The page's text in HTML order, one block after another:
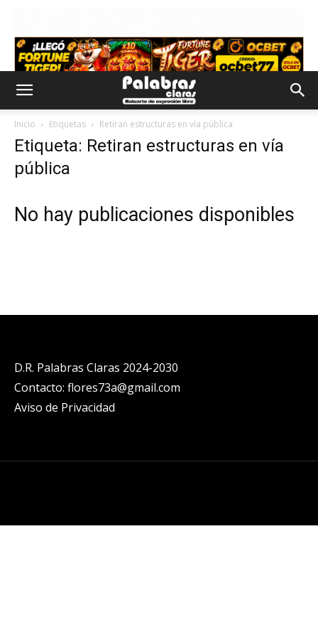
Inicio Etiquetas Retiran estructuras en vía pública
Etiqueta: Retiran estructuras en vía
pública
No hay publicaciones disponibles
D.R. Palabras Claras 2024-2030
Contacto: flores73a@gmail.com
Aviso de Privacidad